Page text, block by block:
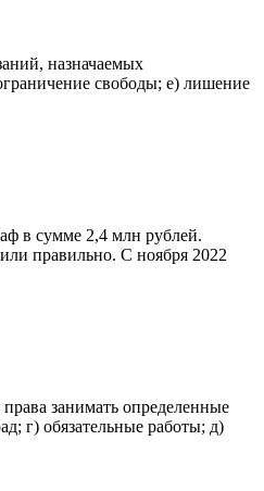
назначаемых
свободы; е) лишение
в сумме 2,4 млн рублей.
правильно. С ноября 2022
занимать определенные
г) обязательные работы; д)